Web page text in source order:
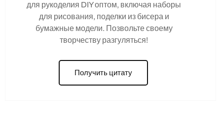
для рукоделия DIY оптом, включая наборы
для рисования, поделки из бисера и
бумажные модели. Позвольте своему
творчеству разгуляться!
Получить цитату